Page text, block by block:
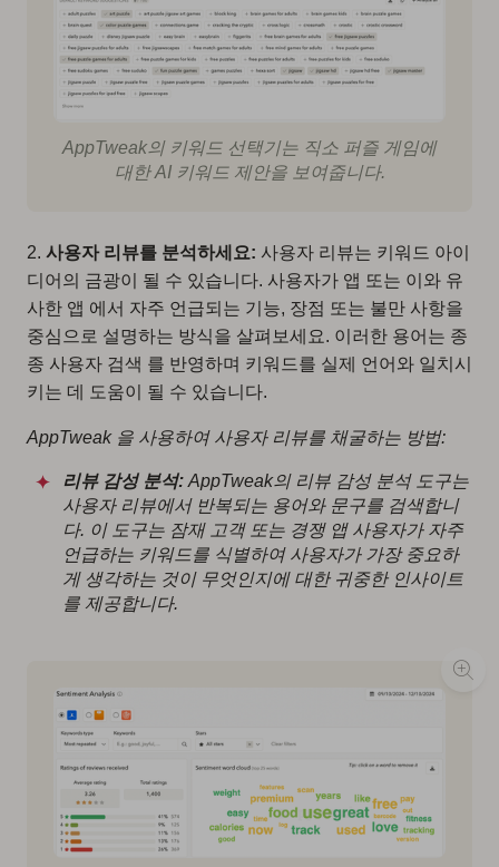
AppTweak의 키워드 선택기는 직소 퍼즐 게임에
대한 AI 키워드 제안을 보여줍니다.
2. 사용자 리뷰를 분석하세요: 사용자 리뷰는 키워드 아이
디어의 금광이 될 수 있습니다. 사용자가 앱 또는 이와 유
사한 앱 에서 자주 언급되는 기능, 장점 또는 불만 사항을
중심으로 설명하는 방식을 살펴보세요. 이러한 용어는 종
종 사용자 검색 를 반영하며 키워드를 실제 언어와 일치시
키는 데 도움이 될 수 있습니다.
AppTweak 을 사용하여 사용자 리뷰를 채굴하는 방법:
리뷰 감성 분석: AppTweak의 리뷰 감성 분석 도구는
사용자 리뷰에서 반복되는 용어와 문구를 검색합니
다. 이 도구는 잠재 고객 또는 경쟁 앱 사용자가 자주
언급하는 키워드를 식별하여 사용자가 가장 중요하
게 생각하는 것이 무엇인지에 대한 귀중한 인사이트
를 제공합니다.